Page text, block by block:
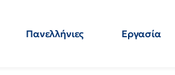
Πανελλήνιες Εργασία